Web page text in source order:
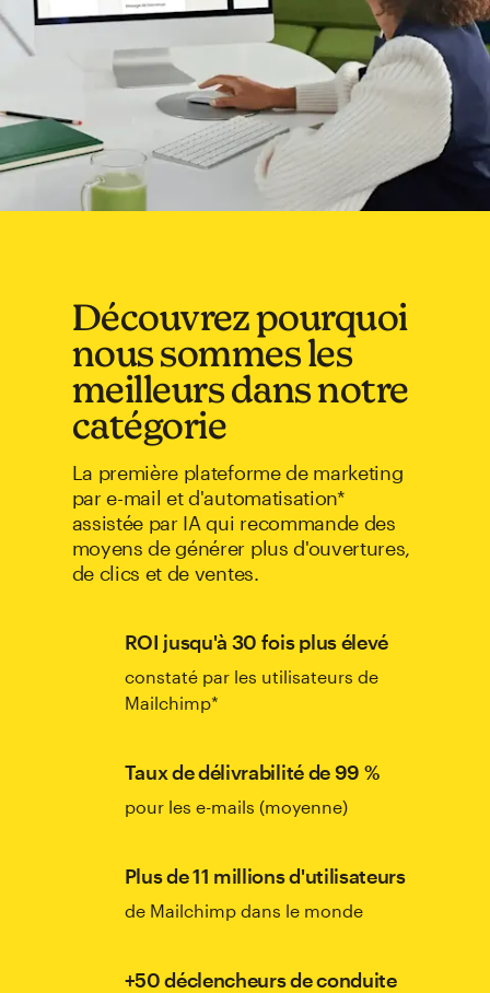
Découvrez pourquoi
nous sommes les
meilleurs dans notre
catégorie
La première plateforme de marketing
par e-mail et d'automatisation*
assistée par IA qui recommande des
moyens de générer plus d'ouvertures,
de clics et de ventes.
ROI jusqu'à 30 fois plus élevé
constaté par les utilisateurs de
Mailchimp*
Taux de délivrabilité de 99 %
pour les e-mails (moyenne)
Plus de 11 millions d'utilisateurs
de Mailchimp dans le monde
+50 déclencheurs de conduite